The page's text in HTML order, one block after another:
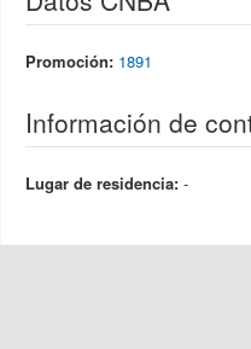
Promoción: 1891
Información de
Lugar de residencia: -